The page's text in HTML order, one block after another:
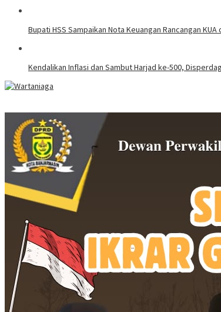
Bupati HSS Sampaikan Nota Keuangan Rancangan
Kendalikan Inflasi dan Sambut Harjad ke-500,